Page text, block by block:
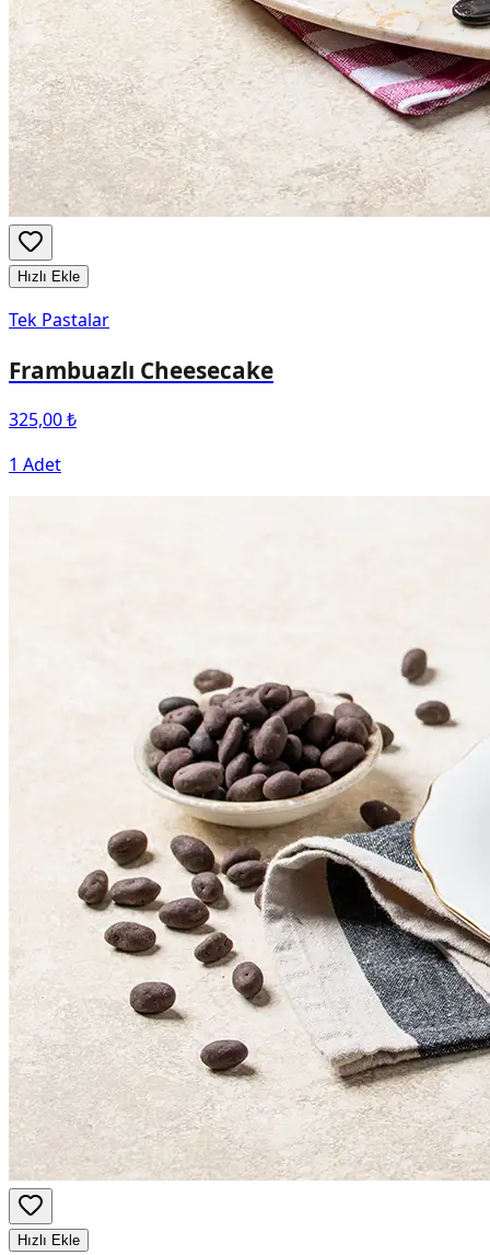
Hızlı Ekle
Tek Pastalar
Frambuazlı Cheesecake
325,00 ₺
1 Adet
Hızlı Ekle